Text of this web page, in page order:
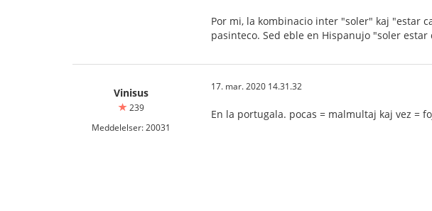
Por mi, la kombinacio inter "soler" kaj "estar
pasinteco. Sed eble en Hispanujo "soler
Vinisus
239
Meddelelser: 20031
17. mar. 2020 14.31.32
En la portugala. pocas = malmultaj kaj vez =